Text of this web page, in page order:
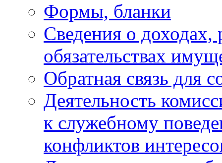
Формы, бланки
Сведения о доходах,
обязательствах
Обратная связь для
Деятельность
к служебному
конфликтов